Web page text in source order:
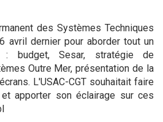
des Systèmes Techniques
avril dernier pour aborder tout un
budget, Sesar, stratégie de
Outre Mer, présentation de la
L'USAC-CGT souhaitait faire
apporter son éclairage sur ces